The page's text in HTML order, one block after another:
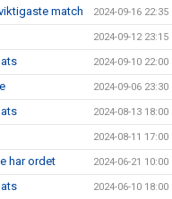
match 2024-09-16 22:35
2024-09-12 23:15
2024-09-10 22:00
2024-09-06 23:30
2024-08-13 18:00
2024-08-11 17:00
har ordet 2024-06-21 10:00
2024-06-10 18:00